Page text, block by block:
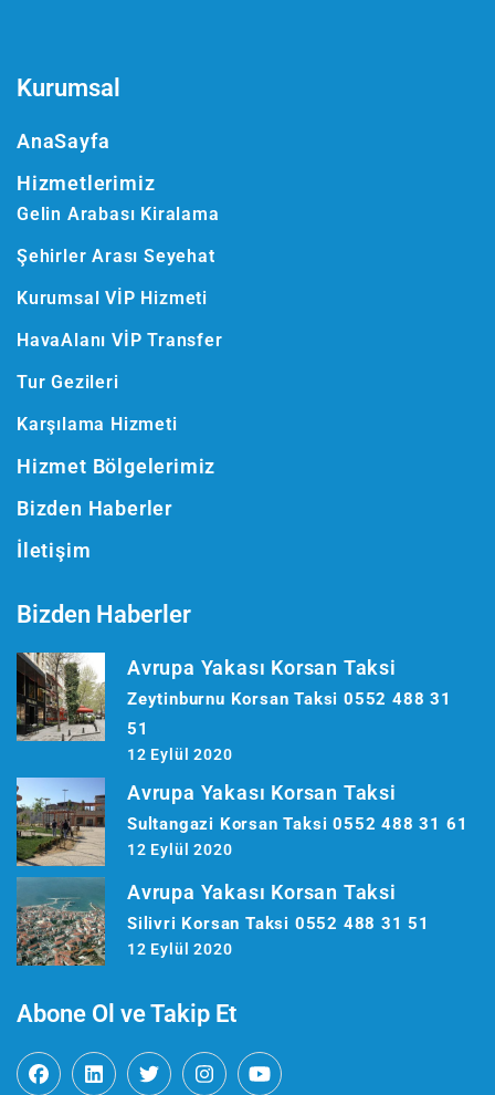
Kurumsal
AnaSayfa
Hizmetlerimiz
Gelin Arabası Kiralama
Şehirler Arası Seyehat
Kurumsal VİP Hizmeti
HavaAlanı VİP Transfer
Tur Gezileri
Karşılama Hizmeti
Hizmet Bölgelerimiz
Bizden Haberler
İletişim
Bizden Haberler
Avrupa Yakası Korsan Taksi
Zeytinburnu Korsan Taksi 0552 488 31
51
12 Eylül 2020
Avrupa Yakası Korsan Taksi
Sultangazi Korsan Taksi 0552 488 31 61
12 Eylül 2020
Avrupa Yakası Korsan Taksi
Silivri Korsan Taksi 0552 488 31 51
12 Eylül 2020
Abone Ol ve Takip Et